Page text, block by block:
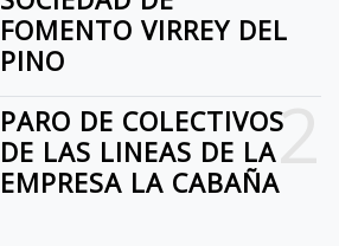
FOMENTO VIRREY DEL
PINO
2
PARO DE COLECTIVOS
DE LAS LINEAS DE LA
EMPRESA LA CABAÑA